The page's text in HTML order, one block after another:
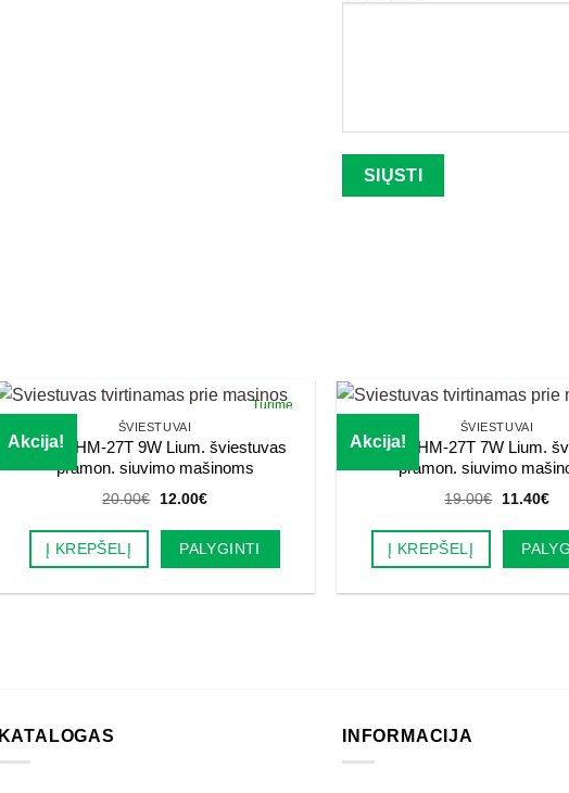
Akcija!
Turime
ŠVIESTUVAI
Haimu HM-27T 9W Lium. šviestuvas
pramon. siuvimo mašinoms
20.00€
Original
was:
20.00€.
12.00€Current
is:
12.00€.
Į KREPŠELĮ PALYGINTI
Akcija!
ŠVIESTUVAI
Haimu HM-27T 7W Lium.
pramon. siuvimo
19.00€
Original
was:
19.00€.
11.40€
is:
Į KREPŠELĮ
KATALOGAS INFORMACIJA